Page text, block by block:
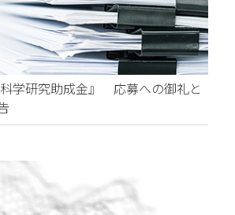
学研究助成金』 応募への御礼と